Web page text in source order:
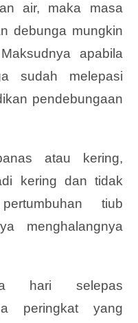
air, maka masa
debunga mungkin
apabila
sudah melepasi
pendebungaan
atau kering,
kering dan tidak
tiub
menghalangnya
hari selepas
peringkat yang